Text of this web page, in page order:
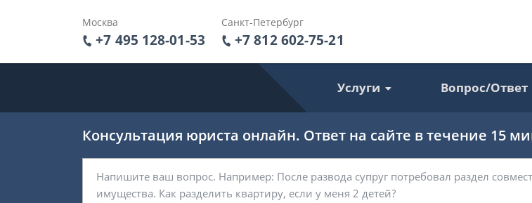
Москва
+7 495 128-01-53
Санкт-Петербург
+7 812 602-75-21
Услуги Вопрос/Ответ
Консультация юриста онлайн. Ответ на сайте в течение 15